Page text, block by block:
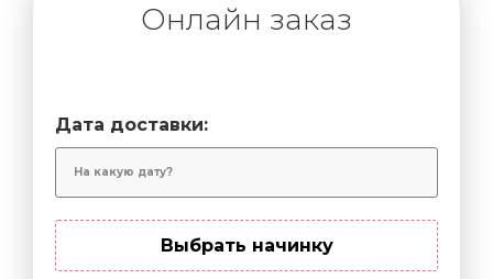
Онлайн заказ
Дата доставки:
Выбрать начинку